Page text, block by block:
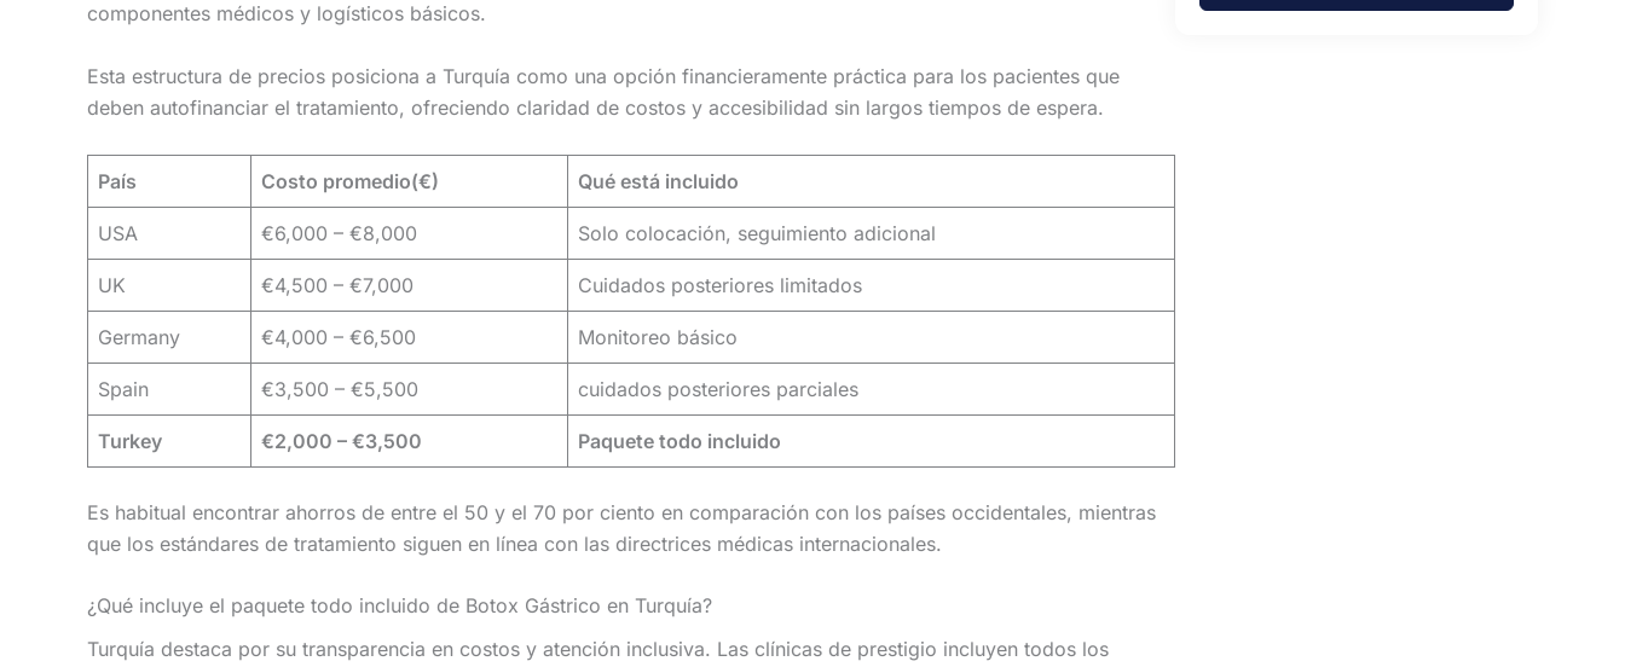
componentes médicos y logísticos básicos.
Esta estructura de precios posiciona a Turquía como una opción financieramente práctica para los pacientes que
deben autofinanciar el tratamiento, ofreciendo claridad de costos y accesibilidad sin largos tiempos de espera.
País Costo promedio(€) Qué está incluido
USA €6,000 – €8,000 Solo colocación, seguimiento adicional
UK €4,500 – €7,000 Cuidados posteriores limitados
Germany €4,000 – €6,500 Monitoreo básico
Spain €3,500 – €5,500 cuidados posteriores parciales
Turkey €2,000 – €3,500 Paquete todo incluido
Es habitual encontrar ahorros de entre el 50 y el 70 por ciento en comparación con los países occidentales, mientras
que los estándares de tratamiento siguen en línea con las directrices médicas internacionales.
¿Qué incluye el paquete todo incluido de Botox Gástrico en Turquía?
Turquía destaca por su transparencia en costos y atención inclusiva. Las clínicas de prestigio incluyen todos los